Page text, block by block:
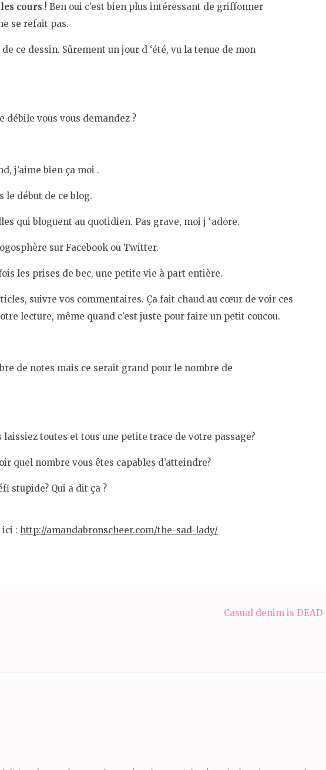
cours ! Ben oui c’est bien plus intéressant de griffonner
se refait pas.
ce dessin. Sûrement un jour d ‘été, vu la tenue de mon
débile vous vous demandez ?
j’aime bien ça moi .
le début de ce blog.
qui bloguent au quotidien. Pas grave, moi j ‘adore.
sur Facebook ou Twitter.
les prises de bec, une petite vie à part entière.
suivre vos commentaires. Ça fait chaud au cœur de voir ces
lecture, même quand c’est juste pour faire un petit coucou.
de notes mais ce serait grand pour le nombre de
laissiez toutes et tous une petite trace de votre passage?
quel nombre vous êtes capables d’atteindre?
stupide? Qui a dit ça ?
: http://amandabronscheer.com/the-sad-lady/
Casual denim is DEAD